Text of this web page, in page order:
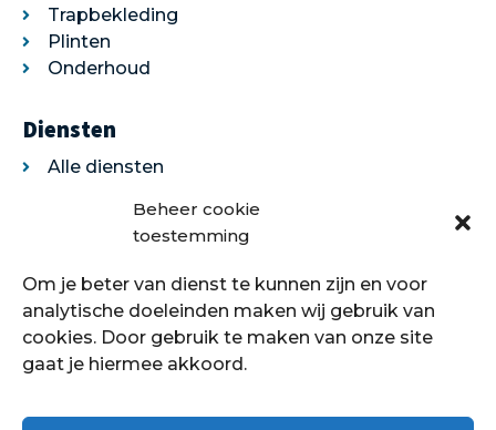
Beheer cookie
toestemming
Om je beter van dienst te kunnen zijn en voor
analytische doeleinden maken wij gebruik van
cookies. Door gebruik te maken van onze site
gaat je hiermee akkoord.
Trapbekleding
Plinten
Onderhoud
Diensten
Alle diensten
Egaliseren
Traprenovatie
Over ons
Over ons
Showroom